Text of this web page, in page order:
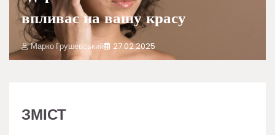
впливає на вашу красу
Марко Грушевський 27.02.2025
ЗМІСТ